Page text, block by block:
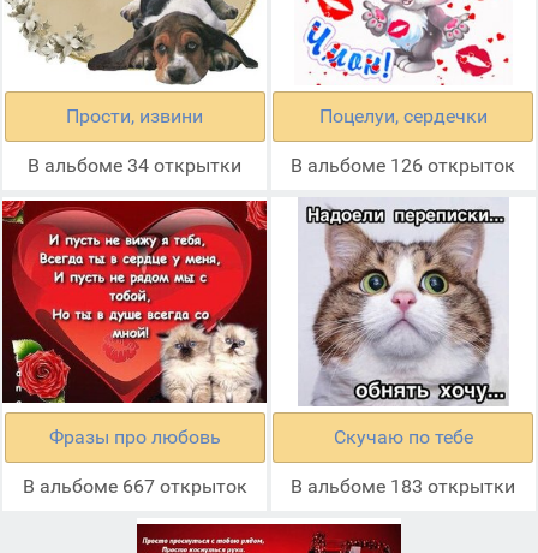
Прости, извини
В альбоме 34 открытки
Поцелуи, сердечки
В альбоме 126 открыток
Фразы про любовь
В альбоме 667 открыток
Скучаю по тебе
В альбоме 183 открытки